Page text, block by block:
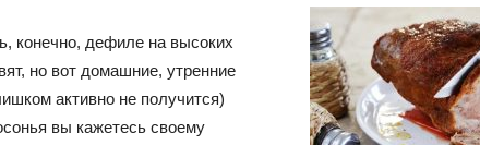
конечно, дефиле на высоких
но вот домашние, утренние
активно не получится)
вы кажетесь своему